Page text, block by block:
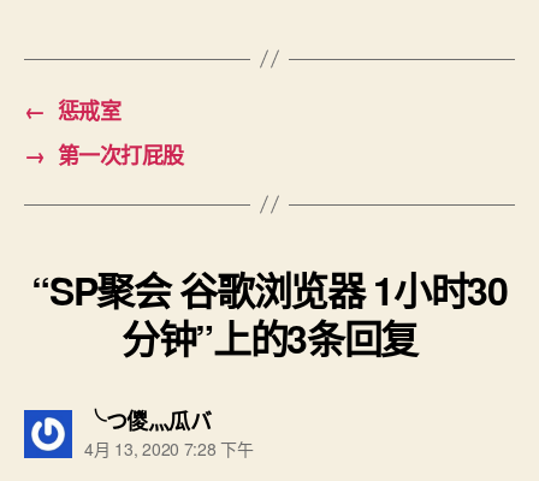
← 惩戒室
→ 第一次打屁股
“SP聚会 谷歌浏览器 1小时30
分钟”上的3条回复
╰つ儍灬瓜バ说：
4月 13, 2020 7:28 下午